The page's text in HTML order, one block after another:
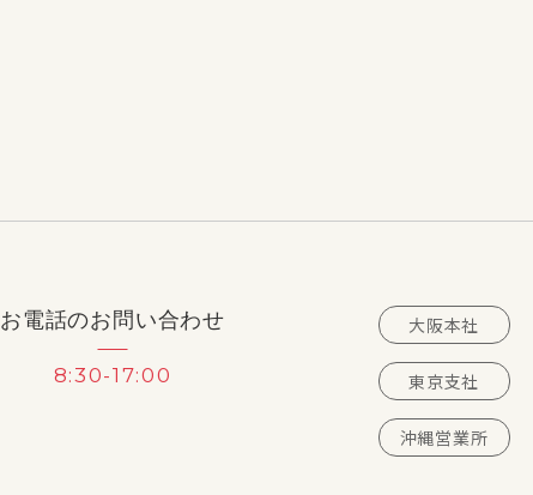
お電話のお問い合わせ
8:30-17:00
大阪本社
東京支社
沖縄営業所